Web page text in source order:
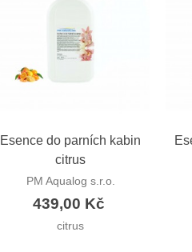
Rychlý náhled
Esence do parních kabin
citrus
PM Aqualog s.r.o.
439,00 Kč
citrus